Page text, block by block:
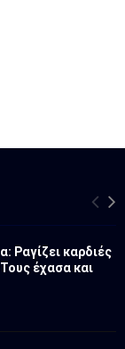
Ραγίζει καρδιές
έχασα και